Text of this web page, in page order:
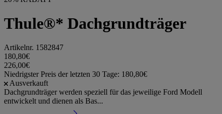
Thule®* Dachgrundträger
Artikelnr. 1582847
180,80€
226,00€
Niedrigster Preis der letzten 30 Tage: 180,80€
Ausverkauft
Dachgrundträger werden speziell für das jeweilige Ford Modell
entwickelt und dienen als Bas...